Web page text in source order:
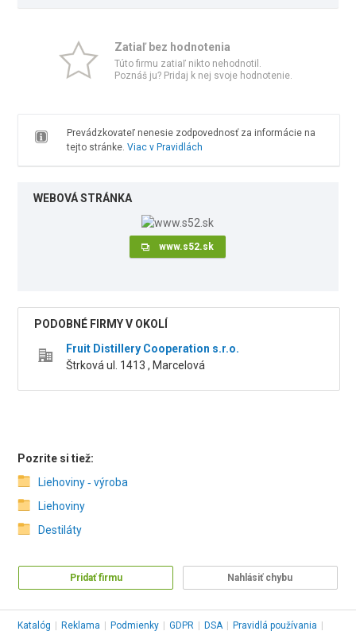
Zatiaľ bez hodnotenia
Túto firmu zatiaľ nikto nehodnotil.
Poznáš ju? Pridaj k nej svoje hodnotenie.
Prevádzkovateľ nenesie zodpovednosť za informácie na
tejto stránke. Viac v Pravidlách
WEBOVÁ STRÁNKA
www.s52.sk
PODOBNÉ FIRMY V OKOLÍ
Fruit Distillery Cooperation s.r.o.
Štrková ul. 1413 , Marcelová
Pozrite si tiež:
Liehoviny ‑ výroba
Liehoviny
Destiláty
Pridať firmu Nahlásiť chybu
Katalóg Reklama Podmienky GDPR DSA Pravidlá používania